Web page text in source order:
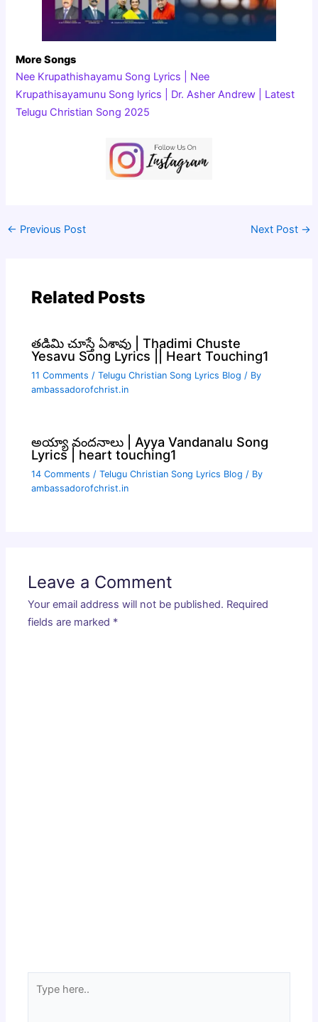
More Songs
Nee Krupathishayamu Song Lyrics | Nee
Krupathisayamunu Song lyrics | Dr. Asher Andrew | Latest
Telugu Christian Song 2025
← Previous Post Next Post →
Related Posts
తడిమి చూస్తే ఏశావు | Thadimi Chuste
Yesavu Song Lyrics || Heart Touching1
11 Comments /Telugu Christian Song Lyrics Blog / By
ambassadorofchrist.in
అయ్యా వందనాలు | Ayya Vandanalu Song
Lyrics | heart touching1
14 Comments /Telugu Christian Song Lyrics Blog / By
ambassadorofchrist.in
Leave a Comment
Your email address will not be published. Required
fields are marked *
here..